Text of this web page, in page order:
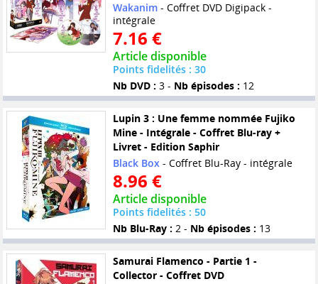
Wakanim- Coffret DVD Digipack -
intégrale
7.16 €
Article disponible
Points fidelités : 30
Nb DVD : 3 - Nb épisodes : 12
Lupin 3 : Une femme nommée Fujiko
Mine - Intégrale - Coffret Blu-ray +
Livret - Edition Saphir
Black Box- Coffret Blu-Ray - intégrale
8.96 €
Article disponible
Points fidelités : 50
Nb Blu-Ray : 2 - Nb épisodes : 13
Samurai Flamenco - Partie 1 -
Collector - Coffret DVD